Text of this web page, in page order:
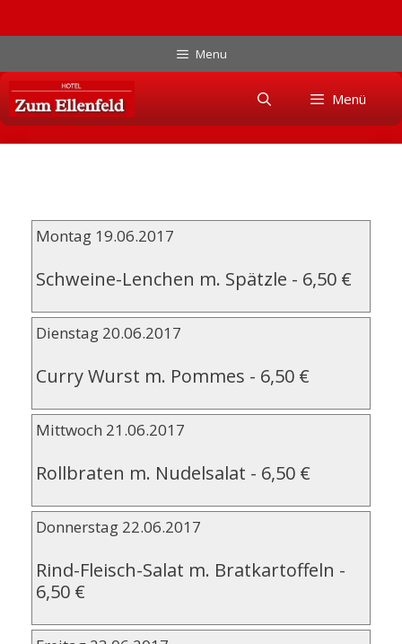
Inhalt
springen
Menu
Skip
content
Menü
Montag 19.06.2017
Schweine-Lenchen m. Spätzle - 6,50 €
Dienstag 20.06.2017
Curry Wurst m. Pommes - 6,50 €
Mittwoch 21.06.2017
Rollbraten m. Nudelsalat - 6,50 €
Donnerstag 22.06.2017
Rind-Fleisch-Salat m. Bratkartoffeln -
6,50 €